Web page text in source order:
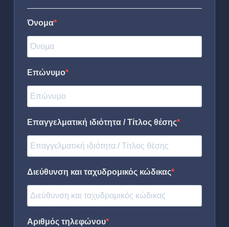
Όνομα
Επώνυμο
Επαγγελματική ιδιότητα / Τίτλος θέσης
Διεύθυνση και ταχυδρομικός κώδικας
Αριθμός τηλεφώνου